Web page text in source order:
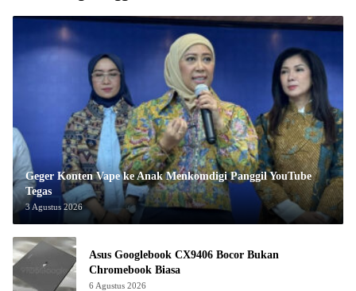
Geger Konten Vape ke Anak Menkomdigi Panggil YouTube
Tegas
3 Agustus 2026
Asus Googlebook CX9406 Bocor Bukan
Chromebook Biasa
6 Agustus 2026